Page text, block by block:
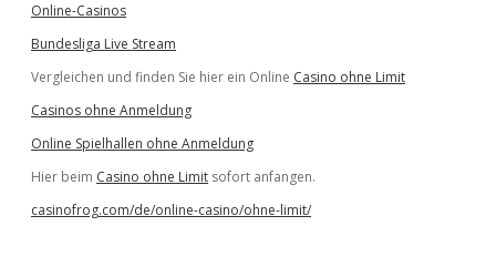
Online-Casinos
Bundesliga Live Stream
Vergleichen und finden Sie hier ein Online Casino ohne Limit
Casinos ohne Anmeldung
Online Spielhallen ohne Anmeldung
Hier beim Casino ohne Limit sofort anfangen.
casinofrog.com/de/online-casino/ohne-limit/